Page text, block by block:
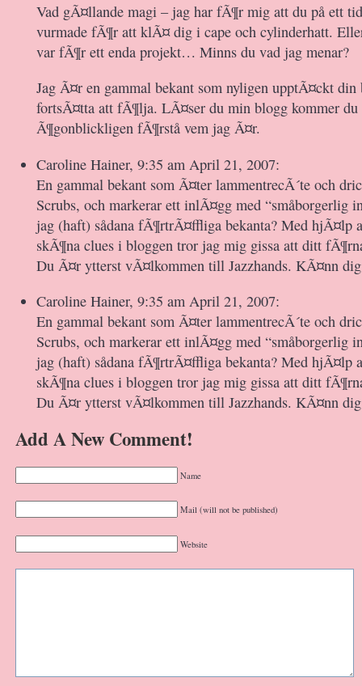
Vad gÃ¤llande magi – jag har fÃ¶r mig att du på ett
vurmade fÃ¶r att klÃ¤ dig i cape och cylinderhatt.
var fÃ¶r ett enda projekt… Minns du vad jag menar?
Jag Ã¤r en gammal bekant som nyligen upptÃ¤ckt
fortsÃ¤tta att fÃ¶lja. LÃ¤ser du min blogg kommer du
Ã¶gonblickligen fÃ¶rstå vem jag Ã¤r.
Caroline Hainer, 9:35 am April 21, 2007:
En gammal bekant som Ã¤ter lammentrecÃ´te och
Scrubs, och markerar ett inlÃ¤gg med “småborgerlig
jag (haft) sådana fÃ¶rtrÃ¤ffliga bekanta? Med hjÃ¤lp
skÃ¶na clues i bloggen tror jag mig gissa att ditt
Du Ã¤r ytterst vÃ¤lkommen till Jazzhands. KÃ¤nn
Caroline Hainer, 9:35 am April 21, 2007:
En gammal bekant som Ã¤ter lammentrecÃ´te och
Scrubs, och markerar ett inlÃ¤gg med “småborgerlig
jag (haft) sådana fÃ¶rtrÃ¤ffliga bekanta? Med hjÃ¤lp
skÃ¶na clues i bloggen tror jag mig gissa att ditt
Du Ã¤r ytterst vÃ¤lkommen till Jazzhands. KÃ¤nn
Add A New Comment!
Name
Mail (will not be published)
Website